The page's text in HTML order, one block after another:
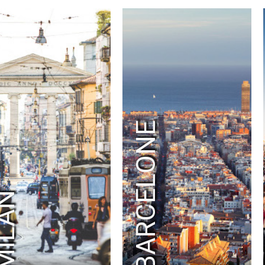
RAD
RALPH LAUREN
RED BULL
REEBOK
REPOSSI
RMC SPORT
ROCHAS
RTL2
SAINT LAURENT
SANDRO
SATELLITE PARIS
SAUCONY
SAVOIR FAIRE
SEAT
SECOURS ISLAMIQUE FRANCE
SÉCURITÉ
SELECTOUR
SELF PORTRAIT
SEPHORA
SERGIO ROSSI
SÉZANE
SFR
SHAZAM
ŠKODA
SMART
SNAPCAR
SNIPES
SO OUEST
SOBIESKI
SOCIÉTÉ GÉNÉRALE
SODASTREAM
SOLIDARITÉ SIDA
SONIA RYKIEL
SONY ERICSSON
SONY INTERACTIVE ENTERTAINMENT
SONY MUSIC
SPEEDEAL
SQUARE ENIX
STAGE ENTERTAINMENT
STELLA
STRAVA
STUDIO CANAL
SURCOUF
SUSHI SHOP
BARCELONE